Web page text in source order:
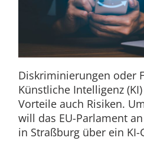
Diskriminierungen oder
Künstliche Intelligenz
Vorteile auch Risiken.
will das EU-Parlament
in Straßburg über ein